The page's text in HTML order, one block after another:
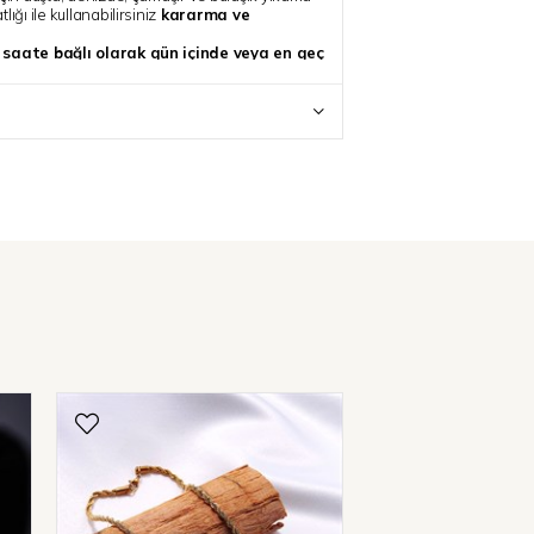
ile kullanabilirsiniz kararma ve
bağlı olarak gün içinde veya en geç
“Sipariş Notu” kısmında